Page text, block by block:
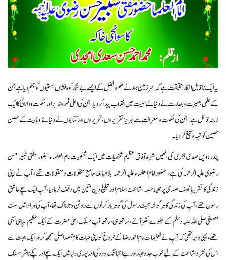
یہ ایک ناقابل انکار حقیقت ہے کہ سرزمین ہند نے علم و فضل کے ایسے بے شمار کوہ فشاں ہستیوں کو جنم دیا ہے جن
کے علمی بصیرت و بصارت نے دنیاۓ سنیت میں انقلاب پیدا کردیا ، جن کی اعلی فکر و تدبر اور حکمت و دانائی کا ایک
زمانہ قائل ہے، جن کی حکمت و معرفت سے لبریز تقریروں ،تحریروں اور کتابوں نے دنیائے وہابیت کے حصن
حصین کو تہہ و تیغ کر دیا۔
پندرہویں صدی ہجری کی انھیں شہرہ آفاق عظیم شخصیات میں ایک شخصیت امام العلماء حضور مفتی شبیر حسن
رضوی علیہ الرحمہ کی ہے، حضور امام العلماء علیہ الرحمہ بلامبالغہ جامع منقولات و منقولات تھے ، آپ نے اپنی
زندگی کا تقریبا نصف صدی پر محیط حصہ اشاعت اسلام اور تبلیغ دین متین میں وقف فرما دیا ، آپ ایک سچے عاشق
رسول تھے، آپ کی زندگی کا ہر گوشہ محبت رسول کی گوہر بار کرنوں سے روشن و تابناک تھا، آپ کی ہر ادا میں سنت
مصطفی صلی اللہ علیہ وسلم کے جلوے نظر آتے ، ساتھ ہی ساتھ آپ مسلک اعلیٰ حضرت کے ایک عظیم سپاہی بھی
تھے، یہی وجہ تھی کہ آپ نے تعلیمات امام احمد رضا کے فروغ کو اپنی حیات کا مقصد اصلی سمجھ کر ہر ایک جہت سے
اس کی نشر و اشاعت کے لیے خوب جدوجہد اور بے انتہا تگ و دو کی اور پوری دنیا میں ایک سچے اور پکے ناشر مسلک